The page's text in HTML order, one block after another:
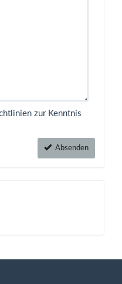
zur Kenntnis
Absenden